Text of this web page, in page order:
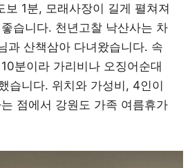
보 1분, 모래사장이 길게 펼쳐져
습니다. 천년고찰 낙산사는 차
과 산책삼아 다녀왔습니다. 속
분이라 가리비나 오징어순대
습니다. 위치와 가성비, 4인이
점에서 강원도 가족 여름휴가